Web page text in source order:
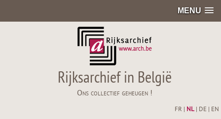
MENU
Rijksarchief in België
Ons collectief geheugen !
FR NL| DE EN